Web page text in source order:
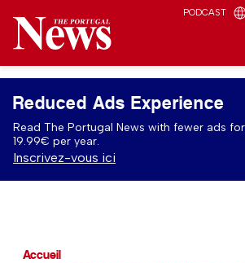
PODCAST
Reduced Ads Experience
Read The Portugal News with fewer ads
19.99€ per year.
Inscrivez-vous ici
Accueil